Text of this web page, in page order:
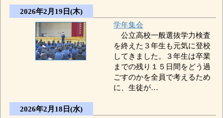
2026年2月19日(木)
学年集会
公立高校一般選抜学力検査
を終えた３年生も元気に登校
してきました。３年生は卒業
までの残り１５日間をどう過
ごすのかを全員で考えるため
に、生徒が…
2026年2月18日(水)